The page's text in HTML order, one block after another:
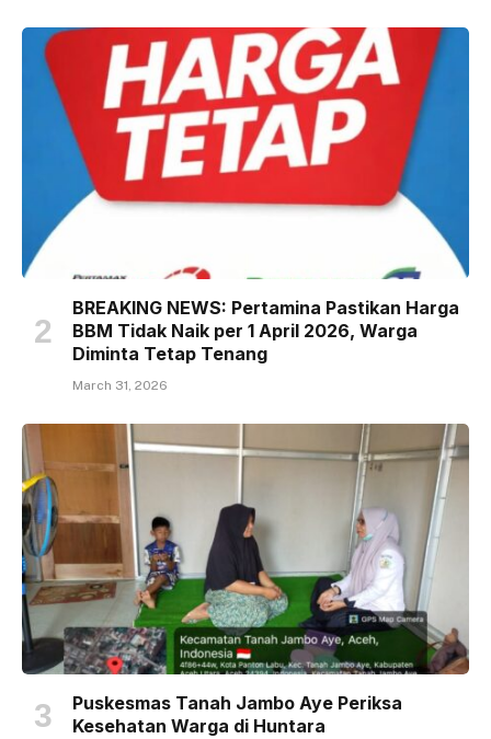
BREAKING NEWS: Pertamina Pastikan Harga
BBM Tidak Naik per 1 April 2026, Warga
Diminta Tetap Tenang
March 31, 2026
Puskesmas Tanah Jambo Aye Periksa
Kesehatan Warga di Huntara